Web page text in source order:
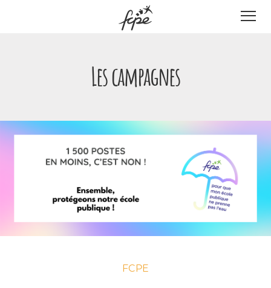
Les campagnes
FCPE
Panneau de gestion des cookies